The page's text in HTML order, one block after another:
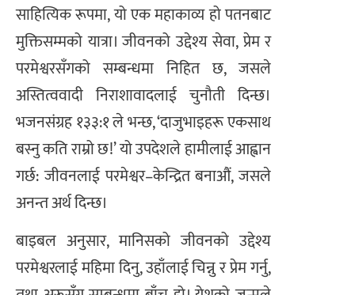
साहित्यिक रूपमा, यो एक महाकाव्य हो पतनबाट
मुक्तिसम्मको यात्रा। जीवनको उद्देश्य सेवा, प्रेम र
परमेश्वरसँगको सम्बन्धमा निहित छ, जसले
अस्तित्ववादी निराशावादलाई चुनौती दिन्छ।
भजनसंग्रह १३३:१ ले भन्छ, ‘दाजुभाइहरू एकसाथ
बस्नु कति राम्रो छ!’ यो उपदेशले हामीलाई आह्वान
गर्छ: जीवनलाई परमेश्वर–केन्द्रित बनाऔं, जसले
अनन्त अर्थ दिन्छ।
बाइबल अनुसार, मानिसको जीवनको उद्देश्य
परमेश्वरलाई महिमा दिनु, उहाँलाई चिन्नु र प्रेम गर्नु,